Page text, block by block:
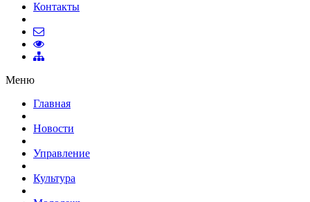
Контакты
Меню
Главная
Новости
Управление
Культура